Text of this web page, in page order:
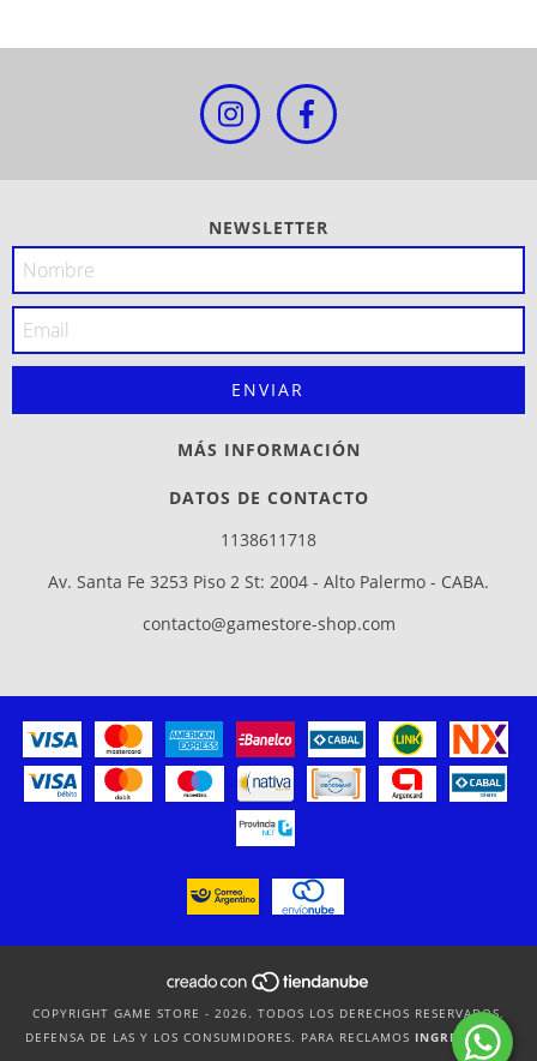
NEWSLETTER
MÁS INFORMACIÓN
DATOS DE CONTACTO
1138611718
Av. Santa Fe 3253 Piso 2 St: 2004 - Alto Palermo - CABA.
contacto@gamestore-shop.com
COPYRIGHT GAME STORE - 2026. TODOS LOS DERECHOS RESERVADOS.
DEFENSA DE LAS Y LOS CONSUMIDORES. PARA RECLAMOS INGRESÁ ACÁ.